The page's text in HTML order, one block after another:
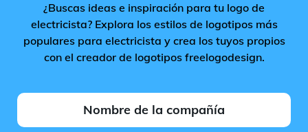
¿Buscas ideas e inspiración para tu logo de
electricista? Explora los estilos de logotipos más
populares para electricista y crea los tuyos propios
con el creador de logotipos freelogodesign.